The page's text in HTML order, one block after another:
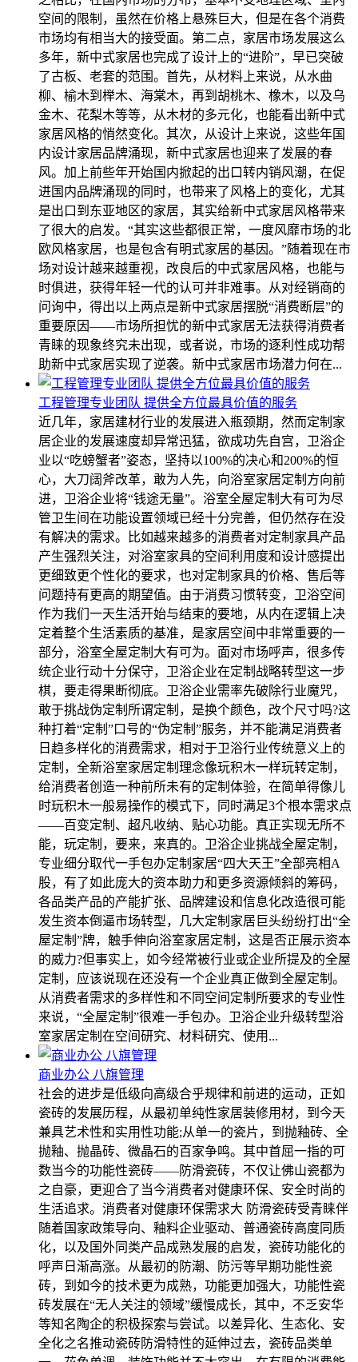
空间的限制，虽然在价格上悬殊巨大，但是在各个消费
市场均有相当大的接受面。第二点，家居市场发展这么
多年，新中式家居也完成了设计上的“进阶”，早已突破
了古板、老套的范围。首先，从材料上来说，从水曲
柳、榆木到榉木、海棠木，再到胡桃木、橡木，以及乌
金木、花梨木等等，从木材的多元化，也能看出新中式
家居风格的悄然变化。其次，从设计上来说，这些年国
内设计家居品牌涌现，新中式家居也迎来了发展的春
风。加上前些年开始国内掀起的出口转内销风潮，在促
进国内品牌涌现的同时，也带来了风格上的变化，尤其
是出口到东亚地区的家居，其实给新中式家居风格带来
了很大的启发。“其实这些都很正常，一度风靡市场的北
欧风格家居，也是包含有明式家居的基因。”随着现在市
场对设计越来越重视，改良后的中式家居风格，也能与
时俱进，获得年轻一代的认可并非难事。从对经销商的
问询中，得出以上两点是新中式家居摆脱“消费断层”的
重要原因——市场所担忧的新中式家居无法获得消费者
青睐的现象终究未出现，或者说，市场的逐利性成功帮
助新中式家居实现了逆袭。新中式家居市场潜力何在...
工程管理专业团队 提供全方位最具价值的服务
近几年，家居建材行业的发展进入瓶颈期，然而定制家
居企业的发展速度却异常迅猛，欲成功先自宫，卫浴企
业以“吃螃蟹者”姿态，坚持以100%的决心和200%的恒
心，大刀阔斧改革，敢为人先，向浴室家居定制方向前
进，卫浴企业将“钱途无量”。浴室全屋定制大有可为尽
管卫生间在功能设置领域已经十分完善，但仍然存在没
有解决的需求。比如越来越多的消费者对定制家具产品
产生强烈关注，对浴室家具的空间利用度和设计感提出
更细致更个性化的要求，也对定制家具的价格、售后等
问题持有更高的期望值。由于消费习惯转变，卫浴空间
作为我们一天生活开始与结束的要地，从内在逻辑上决
定着整个生活素质的基准，是家居空间中非常重要的一
部分，浴室全屋定制大有可为。面对市场呼声，很多传
统企业行动十分保守，卫浴企业在定制战略转型这一步
棋，要走得果断彻底。卫浴企业需率先破除行业魔咒，
敢于挑战伪定制所谓定制，是换个颜色，改个尺寸吗?这
种打着“定制”口号的“伪定制”服务，并不能满足消费者
日趋多样化的消费需求，相对于卫浴行业传统意义上的
定制，全新浴室家居定制理念像玩积木一样玩转定制，
给消费者创造一种前所未有的定制体验，在简单得像儿
时玩积木一般易操作的模式下，同时满足3个根本需求点
――百变定制、超凡收纳、贴心功能。真正实现无所不
能，玩定制，要来，来真的。卫浴企业挑战全屋定制，
专业细分取代一手包办定制家居“四大天王”全部亮相A
股，有了如此庞大的资本助力和更多资源倾斜的筹码，
各品类产品的产能扩张、品牌建设和信息化改造很可能
发生资本倒逼市场转型，几大定制家居巨头纷纷打出“全
屋定制”牌，触手伸向浴室家居定制，这是否正展示资本
的威力?但事实上，如今经常被行业或企业所提及的全屋
定制，应该说现在还没有一个企业真正做到全屋定制。
从消费者需求的多样性和不同空间定制所要求的专业性
来说，“全屋定制”很难一手包办。卫浴企业升级转型浴
室家居定制在空间研究、材料研究、使用...
商业办公 八旗管理
社会的进步是低级向高级合乎规律和前进的运动，正如
瓷砖的发展历程，从最初单纯性家居装修用材，到今天
兼具艺术性和实用性功能;从单一的瓷片，到抛釉砖、全
抛釉、抛晶砖、微晶石的百家争鸣。其中首屈一指的可
数当今的功能性瓷砖——防滑瓷砖，不仅让佛山瓷都为
之自豪，更迎合了当今消费者对健康环保、安全时尚的
生活追求。消费者对健康环保需求大 防滑瓷砖受青睐伴
随着国家政策导向、釉料企业驱动、普通瓷砖高度同质
化，以及国外同类产品成熟发展的启发，瓷砖功能化的
呼声日渐高涨。从最初的防潮、防污等早期功能性瓷
砖，到如今的技术更为成熟，功能更加强大，功能性瓷
砖发展在“无人关注的领域”缓慢成长，其中，不乏安华
等知名陶企的积极探索与尝试。以差异化、生态化、安
全化之名推动瓷砖防滑特性的延伸过去，瓷砖品类单